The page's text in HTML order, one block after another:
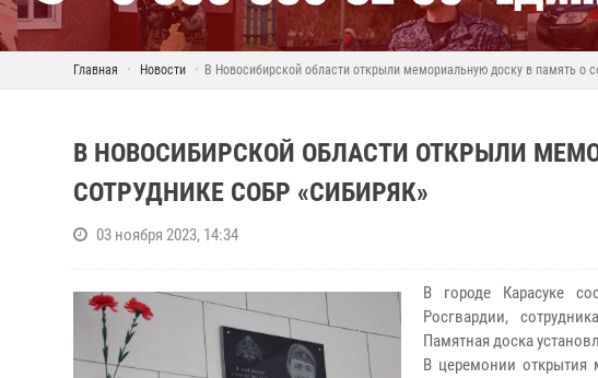
Главная Новости В Новосибирской области открыли мемориальную доску в память о
В НОВОСИБИРСКОЙ ОБЛАСТИ ОТКРЫЛИ
СОТРУДНИКЕ СОБР «СИБИРЯК»
03 ноября 2023, 14:34
В городе Карасуке
Росгвардии,
Памятная доска
В церемонии открытия